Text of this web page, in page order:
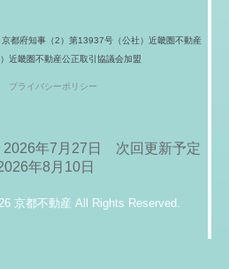
京都府知事（2）第13937号 （公社）近畿圏不動産
）近畿圏不動産公正取引協議会加盟
プライバシーポリシー
年7月27日
次回更新予定
年8月10日
京都不動産 All Rights Reserved.